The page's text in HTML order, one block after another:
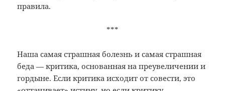
правила.
***
Наша самая страшная болезнь и самая страшная
беда — критика, основанная на преувеличении и
гордыне. Если критика исходит от совести, это